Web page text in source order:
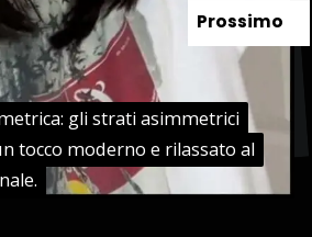
gli strati asimmetrici
tocco moderno e rilassato al
gli strati asimmetrici
tocco moderno e rilassato al
Prossimo